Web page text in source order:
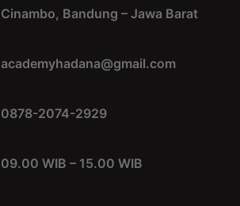
Cinambo, Bandung – Jawa Barat
academyhadana@gmail.com
0878-2074-2929
09.00 WIB – 15.00 WIB